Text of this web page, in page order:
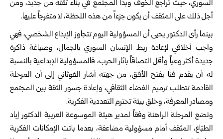
السوري، حيث تراجع الخوف وبدأ المجتمع في بناء ثقته من جديد، ومن
أجل ذلك على المثقف أن يكون جزءاً من هذه اللحظة، لا متفرجاً عليها.
بينما رأى الدكتور يحيى أن المسؤولية اليوم تتجاوز الإبداع الشخصي، فهي
واجب أخلاقي لإعادة ربط الإنسان السوري بالجمال، وصياغة ذاكرة
جديدة أكثر وعياً وأقل التصاقاً بآثار الحرب، فالمسؤولية الإبداعية بالنسبة
له أن يقدم فناً يفتح الأفق، من جهته أشار الغوثاني إلى أن المرحلة
القادمة تتطلب ترميم الفضاء الثقافي، وإعادة جسور الثقة بين المجتمع
ومصادر المعرفة، وخلق بيئة تحترم التعددية الفكرية.
وتضع المرحلة الراهنة وفقاً لمدير هيئة الموسوعة العربية الدكتور إياد
الطبّاع، المثقف أمام مسؤولية مضاعفة، بعدما باتت الإمكانات الفكرية